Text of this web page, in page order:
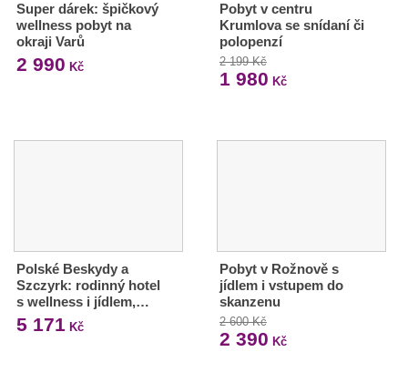
Super dárek: špičkový
wellness pobyt na
okraji Varů
2 990 Kč
Pobyt v centru
Krumlova se snídaní či
polopenzí
2 199 Kč
1 980 Kč
Polské Beskydy a
Szczyrk: rodinný hotel
s wellness i jídlem,…
5 171 Kč
Pobyt v Rožnově s
jídlem i vstupem do
skanzenu
2 600 Kč
2 390 Kč